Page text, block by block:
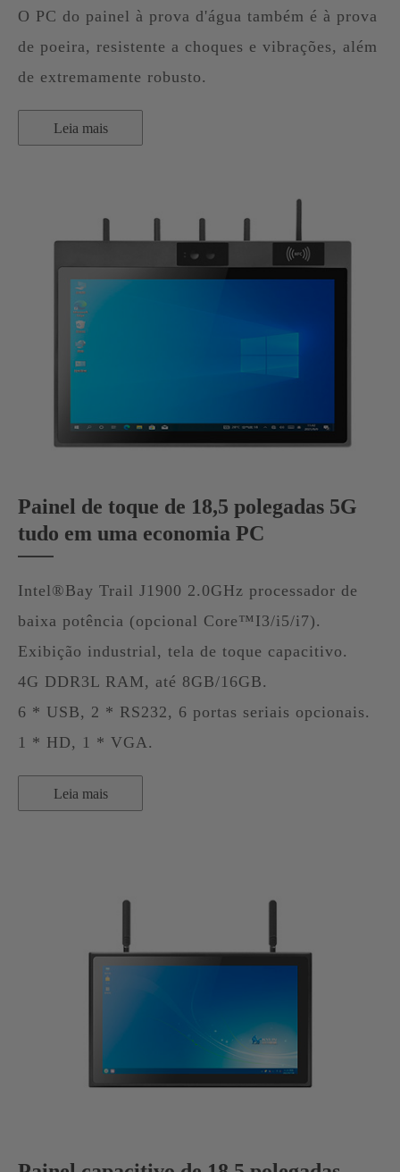
O PC do painel à prova d'água também é à prova
de poeira, resistente a choques e vibrações, além
de extremamente robusto.
Leia mais
Painel de toque de 18,5 polegadas 5G
tudo em uma economia PC
Intel®Bay Trail J1900 2.0GHz processador de
baixa potência (opcional Core™I3/i5/i7).
Exibição industrial, tela de toque capacitivo.
4G DDR3L RAM, até 8GB/16GB.
6 * USB, 2 * RS232, 6 portas seriais opcionais.
1 * HD, 1 * VGA.
Leia mais